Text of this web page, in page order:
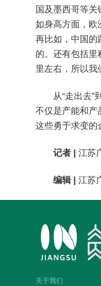
国及墨西哥等关
如身高方面，欧
再比如，中国的
的。还有包括里
里左右，所以我
从“走出去”
不仅是产能和产
这些勇于求变的
记者 | 江苏
编辑 | 江苏
关于我们